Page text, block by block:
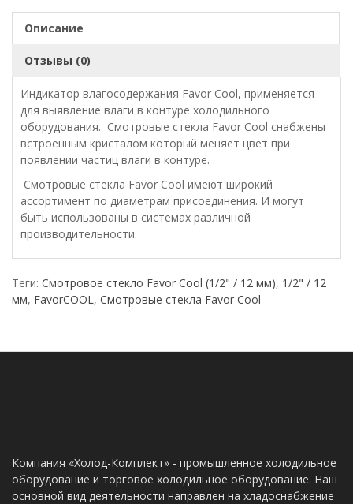
Описание
Отзывы (0)
Индикатор влагосодержания Favor Cool, применяется
для выявление влаги в контуре холодильного
оборудования. Смотровые стекла Favor Cool снабжены
встроенным кристалом который меняет цвет при
появлении частиц влаги в контуре.
Смотровые стекла Favor Cool имеют широкий
ассортимент по диаметрам присоединения. И могут
быть использованы в системах различной
производительности.
Теги: Смотровое стекло Favor Cool (1/2" / 12 мм), 1/2" / 12
мм, FavorCOOL, Смотровые стекла Favor Cool
Компания «Холод-Комплект» - промышленное холодильное
оборудование и торговое холодильное оборудование. Наш
основной вид деятельности направлен на хладоснабжение